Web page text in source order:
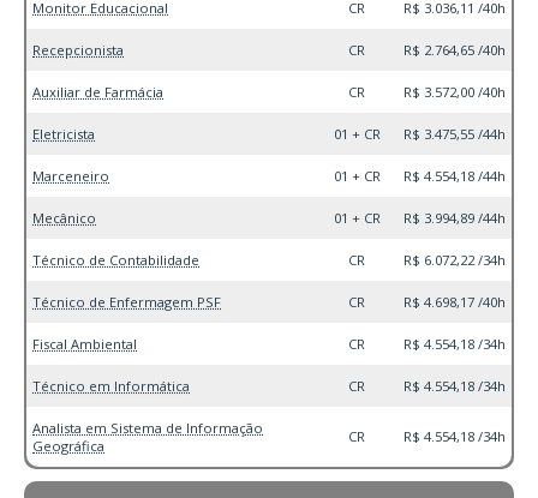
Monitor Educacional CR R$ 3.036,11 /40h
Recepcionista CR R$ 2.764,65 /40h
Auxiliar de Farmácia CR R$ 3.572,00 /40h
Eletricista 01 + CR R$ 3.475,55 /44h
Marceneiro 01 + CR R$ 4.554,18 /44h
Mecânico 01 + CR R$ 3.994,89 /44h
Técnico de Contabilidade CR R$ 6.072,22 /34h
Técnico de Enfermagem PSF CR R$ 4.698,17 /40h
Fiscal Ambiental CR R$ 4.554,18 /34h
Técnico em Informática CR R$ 4.554,18 /34h
Analista em Sistema de Informação
Geográfica
CR R$ 4.554,18 /34h